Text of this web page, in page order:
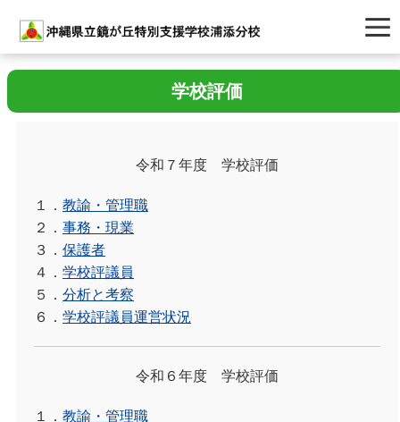
学校評価
令和７年度 学校評価
１． 教諭・管理職
２． 事務・現業
３． 保護者
４． 学校評議員
５． 分析と考察
６． 学校評議員運営状況
令和６年度 学校評価
１． 教諭・管理職